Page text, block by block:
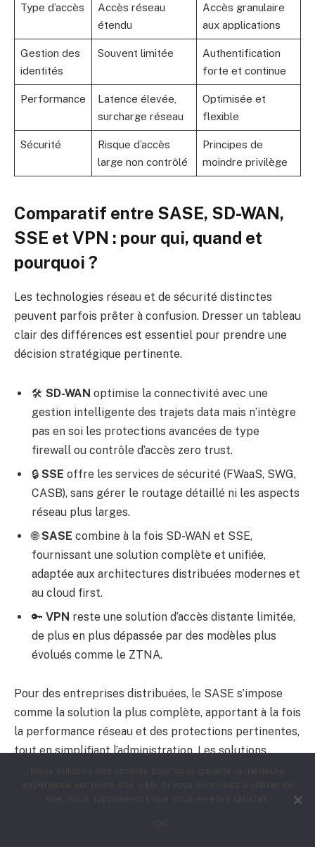
Type d’accès
Accès réseau
étendu
Accès granulaire
aux applications
Gestion des
identités
Souvent limitée
Authentification
forte et continue
Performance
Latence élevée,
surcharge réseau
Optimisée et
flexible
Sécurité
Risque d’accès
large non contrôlé
Principes de
moindre privilège
Comparatif entre SASE, SD-WAN,
SSE et VPN : pour qui, quand et
pourquoi ?
Les technologies réseau et de sécurité distinctes
peuvent parfois prêter à confusion. Dresser un tableau
clair des différences est essentiel pour prendre une
décision stratégique pertinente.
🛠️ SD-WAN optimise la connectivité avec une
gestion intelligente des trajets data mais n’intègre
pas en soi les protections avancées de type
firewall ou contrôle d’accès zero trust.
🔒 SSE offre les services de sécurité (FWaaS, SWG,
CASB), sans gérer le routage détaillé ni les aspects
réseau plus larges.
🌐SASE combine à la fois SD-WAN et SSE,
fournissant une solution complète et unifiée,
adaptée aux architectures distribuées modernes et
au cloud first.
🔑 VPN reste une solution d’accès distante limitée,
de plus en plus dépassée par des modèles plus
évolués comme le ZTNA.
Pour des entreprises distribuées, le SASE s’impose
comme la solution la plus complète, apportant à la fois
la performance réseau et des protections pertinentes,
tout en simplifiant l’administration. Les solutions